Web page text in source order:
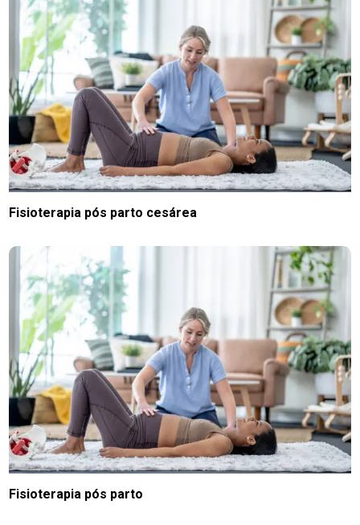
Fisioterapia pós parto cesárea
Fisioterapia pós parto